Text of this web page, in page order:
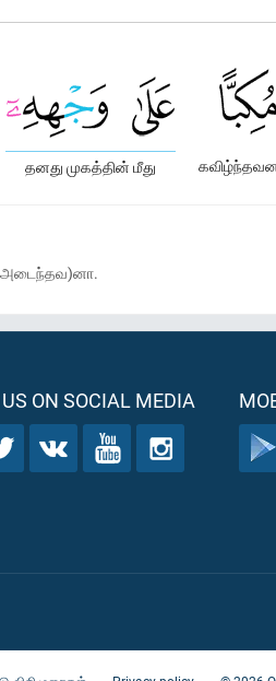
தனது முகத்தின் மீது
அடைந்தவ)னா.
ON SOCIAL MEDIA